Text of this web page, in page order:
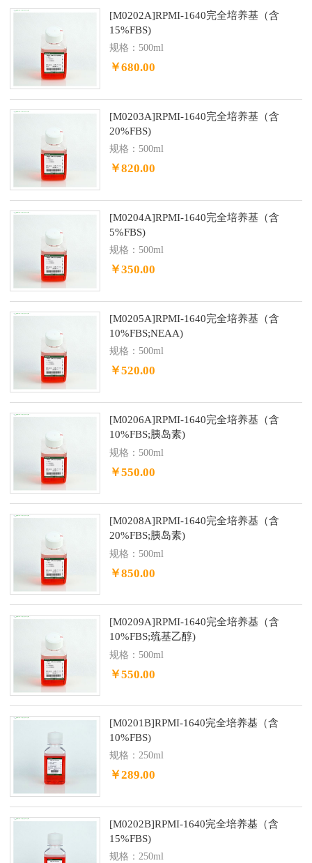
[M0202A]RPMI-1640完全培养基（含
15%FBS)
规格：500ml
￥680.00
[M0203A]RPMI-1640完全培养基（含
20%FBS)
规格：500ml
￥820.00
[M0204A]RPMI-1640完全培养基（含
5%FBS)
规格：500ml
￥350.00
[M0205A]RPMI-1640完全培养基（含
10%FBS;NEAA)
规格：500ml
￥520.00
[M0206A]RPMI-1640完全培养基（含
10%FBS;胰岛素)
规格：500ml
￥550.00
[M0208A]RPMI-1640完全培养基（含
20%FBS;胰岛素)
规格：500ml
￥850.00
[M0209A]RPMI-1640完全培养基（含
10%FBS;巯基乙醇)
规格：500ml
￥550.00
[M0201B]RPMI-1640完全培养基（含
10%FBS)
规格：250ml
￥289.00
[M0202B]RPMI-1640完全培养基（含
15%FBS)
规格：250ml